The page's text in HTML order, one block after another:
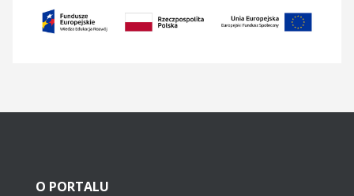
O PORTALU